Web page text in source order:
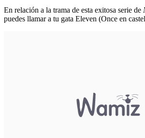
En relación a la trama de esta exitosa serie de
puedes llamar a tu gata Eleven (Once en